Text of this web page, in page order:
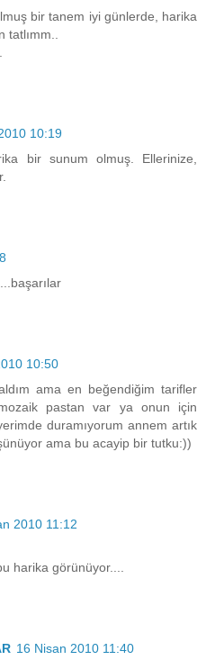
bir tanem iyi günlerde, harika
10:19
bir sunum olmuş. Ellerinize,
10:50
ama en beğendiğim tarifler
pastan var ya onun için
duramıyorum annem artık
ama bu acayip bir tutku:))
2010 11:12
harika görünüyor....
16 Nisan 2010 11:40